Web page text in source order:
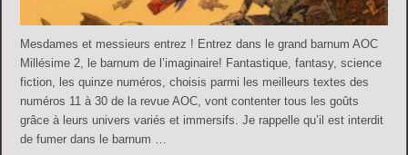
Mesdames et messieurs entrez ! Entrez dans le grand barnum AOC
Millésime 2, le barnum de l’imaginaire! Fantastique, fantasy, science
fiction, les quinze numéros, choisis parmi les meilleurs textes des
numéros 11 à 30 de la revue AOC, vont contenter tous les goûts
grâce à leurs univers variés et immersifs. Je rappelle qu’il est interdit
de fumer dans le barnum …